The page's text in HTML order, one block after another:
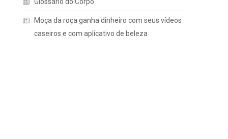
Moça da roça ganha dinheiro com seus vídeos
caseiros e com aplicativo de beleza